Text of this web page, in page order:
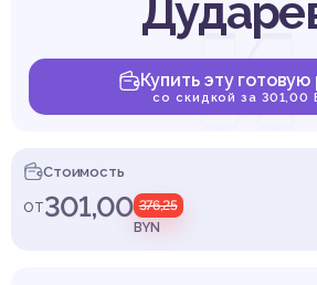
Купить эту готовую
со скидкой за 301,00
и
Стоимость
от301,00 376,25
BYN